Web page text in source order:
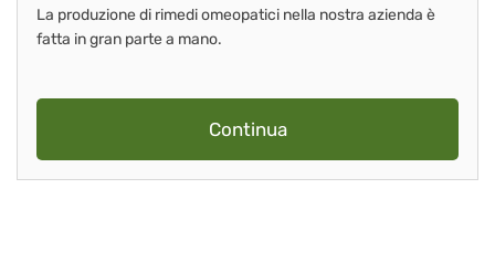
La produzione di rimedi omeopatici nella nostra azienda è
fatta in gran parte a mano.
Continua